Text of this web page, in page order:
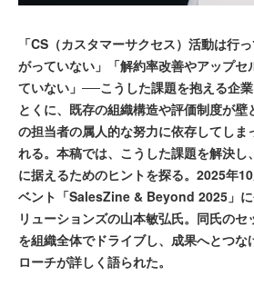
「CS（カスタマーサクセス）活動は行
がっていない」「解約率改善やアップセ
ていない」──こうした課題を抱える企業
とくに、既存の組織構造や評価制度が
の担当者の属人的な努力に依存してしま
れる。本稿では、こうした課題を解決し
に据えるためのヒントを探る。2025年
ベント「SalesZine & Beyond 2025」
リューションズの山本敏弘氏。同氏の
を組織全体でドライブし、成果へとつ
ローチが詳しく語られた。